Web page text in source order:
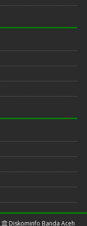
Diskominfo Banda Aceh